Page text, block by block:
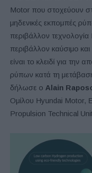
Motor που στοχεύουν
μηδενικές εκπομπές
περιβάλλον
περιβάλλον καύσιμο και
είναι το κλειδί για
ρύπων κατά τη
δήλωσε ο Alain
Ομίλου Hyundai Motor,
Propulsion Technical